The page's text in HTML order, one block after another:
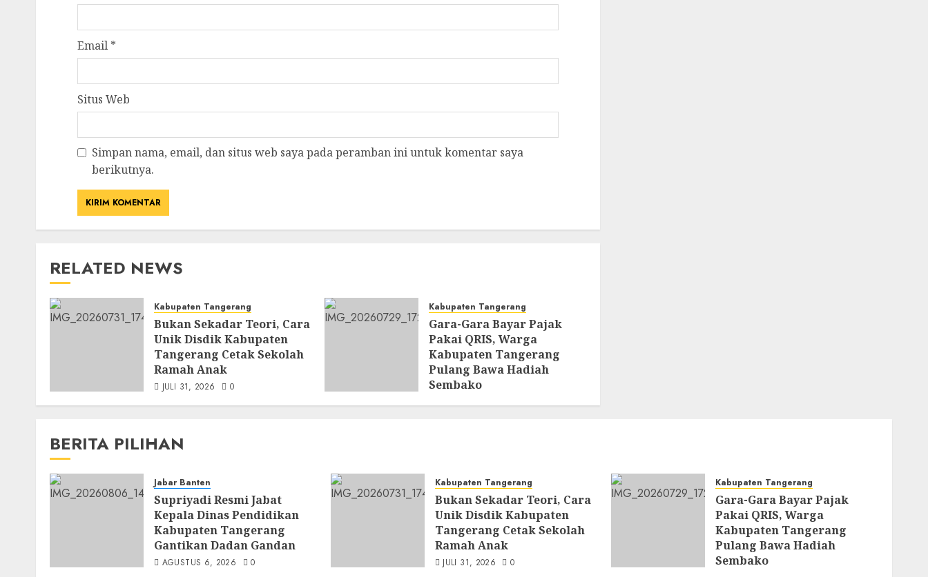
Email *
Situs Web
Simpan nama, email, dan situs web saya pada peramban ini untuk komentar saya
berikutnya.
RELATED NEWS
Kabupaten Tangerang
Bukan Sekadar Teori, Cara
Unik Disdik Kabupaten
Tangerang Cetak Sekolah
Ramah Anak
JULI 31, 2026 0
Kabupaten Tangerang
Gara-Gara Bayar Pajak
Pakai QRIS, Warga
Kabupaten Tangerang
Pulang Bawa Hadiah
Sembako
BERITA PILIHAN
Jabar Banten
Supriyadi Resmi Jabat
Kepala Dinas Pendidikan
Kabupaten Tangerang
Gantikan Dadan Gandan
AGUSTUS 6, 2026 0
Kabupaten Tangerang
Bukan Sekadar Teori, Cara
Unik Disdik Kabupaten
Tangerang Cetak Sekolah
Ramah Anak
JULI 31, 2026 0
Kabupaten Tangerang
Gara-Gara Bayar Pajak
Pakai QRIS, Warga
Kabupaten Tangerang
Pulang Bawa Hadiah
Sembako